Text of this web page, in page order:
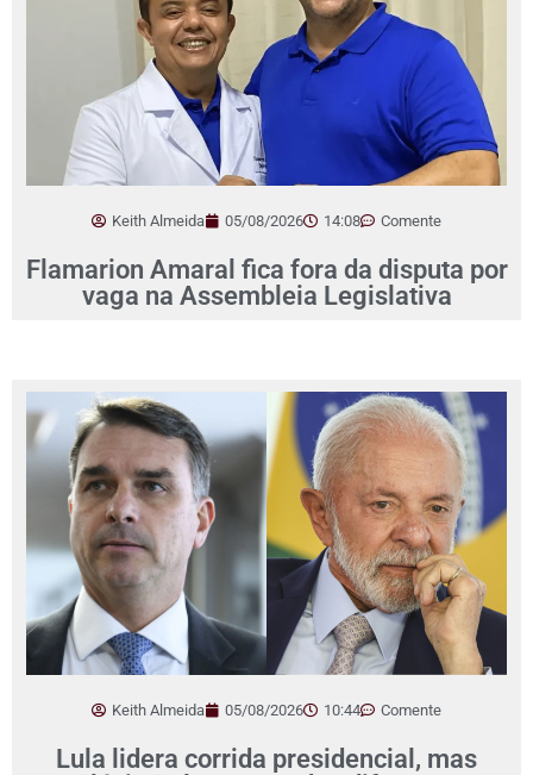
Keith Almeida 05/08/2026 14:08 Comente
Flamarion Amaral fica fora da disputa por
vaga na Assembleia Legislativa
Keith Almeida 05/08/2026 10:44 Comente
Lula lidera corrida presidencial, mas